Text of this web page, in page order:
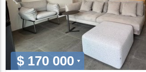
$ 170 000